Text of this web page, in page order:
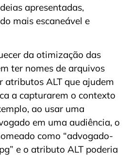
apresentadas,
mais escaneável e
da otimização das
ter nomes de arquivos
atributos ALT que ajudem
a capturarem o contexto
ao usar uma
em uma audiência, o
como “advogado-
e o atributo ALT poderia